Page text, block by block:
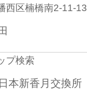
西区楠橋南2-11-13
プ検索
新香月交換所